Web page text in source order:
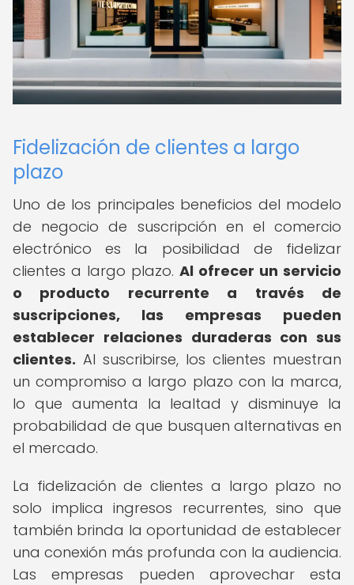
Fidelización de clientes a largo
plazo
Uno de los principales beneficios del modelo
de negocio de suscripción en el comercio
electrónico es la posibilidad de fidelizar
clientes a largo plazo. Al ofrecer un servicio
o producto recurrente a través de
suscripciones, las empresas pueden
establecer relaciones duraderas con sus
clientes. Al suscribirse, los clientes muestran
un compromiso a largo plazo con la marca,
lo que aumenta la lealtad y disminuye la
probabilidad de que busquen alternativas en
el mercado.
La fidelización de clientes a largo plazo no
solo implica ingresos recurrentes, sino que
también brinda la oportunidad de establecer
una conexión más profunda con la audiencia.
Las empresas pueden aprovechar esta